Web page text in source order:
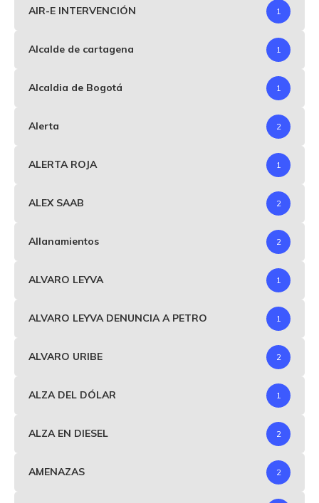
AIR-E INTERVENCIÓN 1
Alcalde de cartagena 1
Alcaldia de Bogotá 1
Alerta 2
ALERTA ROJA 1
ALEX SAAB 2
Allanamientos 2
ALVARO LEYVA 1
ALVARO LEYVA DENUNCIA A PETRO 1
ALVARO URIBE 2
ALZA DEL DÓLAR 1
ALZA EN DIESEL 2
AMENAZAS 2